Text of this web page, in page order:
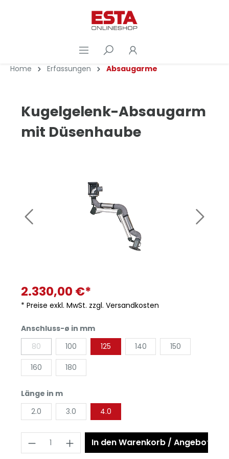
Home Erfassungen Absaugarme
Kugelgelenk-Absaugarm
mit Düsenhaube
2.330,00 €*
* Preise exkl. MwSt. zzgl. Versandkosten
Anschluss-ø in mm
80
100 125 140 150
160 180
Länge in m
2.0
3.0 4.0
In den Warenkorb / Angebot